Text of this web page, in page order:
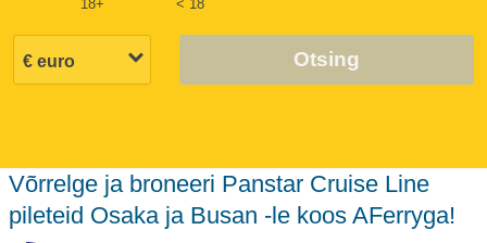
18+ < 18
Otsing
Võrrelge ja broneeri Panstar Cruise Line
pileteid Osaka ja Busan -le koos AFerryga!